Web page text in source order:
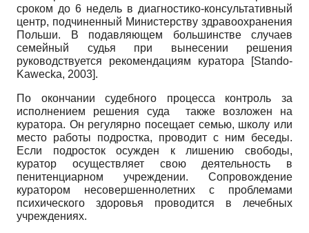
сроком до 6 недель в диагностико-консультативный
центр, подчиненный Министерству здравоохранения
Польши. В подавляющем большинстве случаев
семейный судья при вынесении решения
руководствуется рекомендациям куратора
[Stando-
Kawecka, 2003].
По окончании судебного процесса контроль за
исполнением решения суда также возложен на
куратора. Он регулярно посещает семью, школу или
место работы подростка, проводит с ним беседы.
Если подросток осужден к лишению свободы,
куратор осуществляет свою деятельность в
пенитенциарном учреждении. Сопровождение
куратором несовершеннолетних с проблемами
психического здоровья проводится в лечебных
учреждениях.